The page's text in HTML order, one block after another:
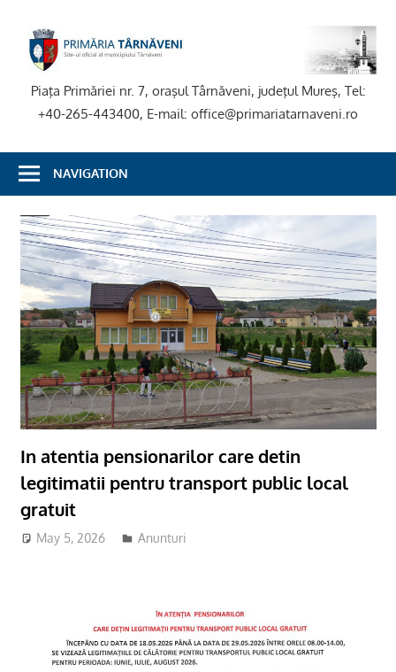
content
Piaţa Primăriei nr. 7, oraşul Târnăveni, judeţul Mureş, Tel:
+40-265-443400, E-mail: office@primariatarnaveni.ro
NAVIGATION
In atentia pensionarilor care detin
legitimatii pentru transport public local
gratuit
May 5, 2026 adm-mmm
Anunturi